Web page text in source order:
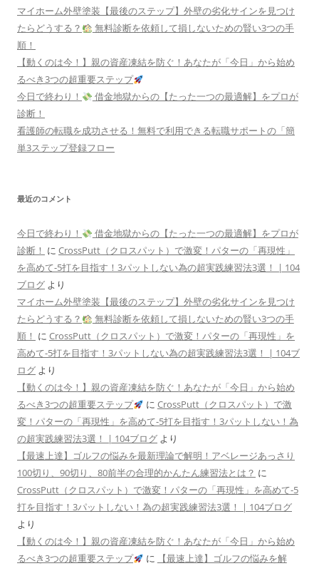
マイホーム外壁塗装【最後のステップ】外壁の劣化サインを見つけ
たらどうする？
無料診断を依頼して損しないための賢い3つの手
順！
【動くのは今！】親の資産凍結を防ぐ！あなたが「今日」から始め
るべき3つの超重要ステップ
今日で終わり！
借金地獄からの【たった一つの最適解】をプロが
診断！
看護師の転職を成功させる！無料で利用できる転職サポートの「簡
単3ステップ登録フロー
最近のコメント
今日で終わり！
借金地獄からの【たった一つの最適解】をプロが
診断！ に CrossPutt（クロスパット）で激変！パターの「再現性」
を高めて-5打を目指す！3パットしない為の超実践練習法3選！ | 104
ブログ より
マイホーム外壁塗装【最後のステップ】外壁の劣化サインを見つけ
たらどうする？
無料診断を依頼して損しないための賢い3つの手
順！ に CrossPutt（クロスパット）で激変！パターの「再現性」を
高めて-5打を目指す！3パットしない為の超実践練習法3選！ | 104ブ
ログ より
【動くのは今！】親の資産凍結を防ぐ！あなたが「今日」から始め
るべき3つの超重要ステップ
に CrossPutt（クロスパット）で激
変！パターの「再現性」を高めて-5打を目指す！3パットしない！為
の超実践練習法3選！ | 104ブログ より
【最速上達】ゴルフの悩みを最新理論で解明！アベレージあっさり
100切り、90切り、80前半の合理的かんたん練習法とは？ に
CrossPutt（クロスパット）で激変！パターの「再現性」を高めて-5
打を目指す！3パットしない！為の超実践練習法3選！ | 104ブログ
より
【動くのは今！】親の資産凍結を防ぐ！あなたが「今日」から始め
るべき3つの超重要ステップ
に
【最速上達】ゴルフの悩みを解